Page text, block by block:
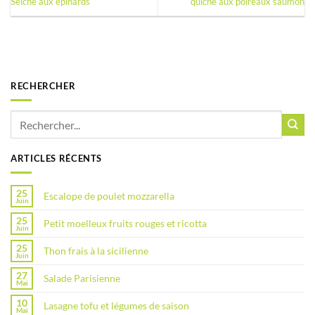
RECHERCHER
ARTICLES RÉCENTS
25
Juin Escalope de poulet mozzarella
25
Juin Petit moelleux fruits rouges et ricotta
25
Juin Thon frais à la sicilienne
27
Mai Salade Parisienne
10
Mai Lasagne tofu et légumes de saison